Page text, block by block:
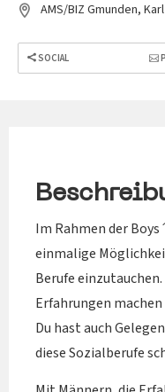
AMS/BIZ Gmunden,
SOCIAL
Im Rahmen der
einmalige
Berufe
Erfahrungen
Du hast auch
diese Sozialberufe